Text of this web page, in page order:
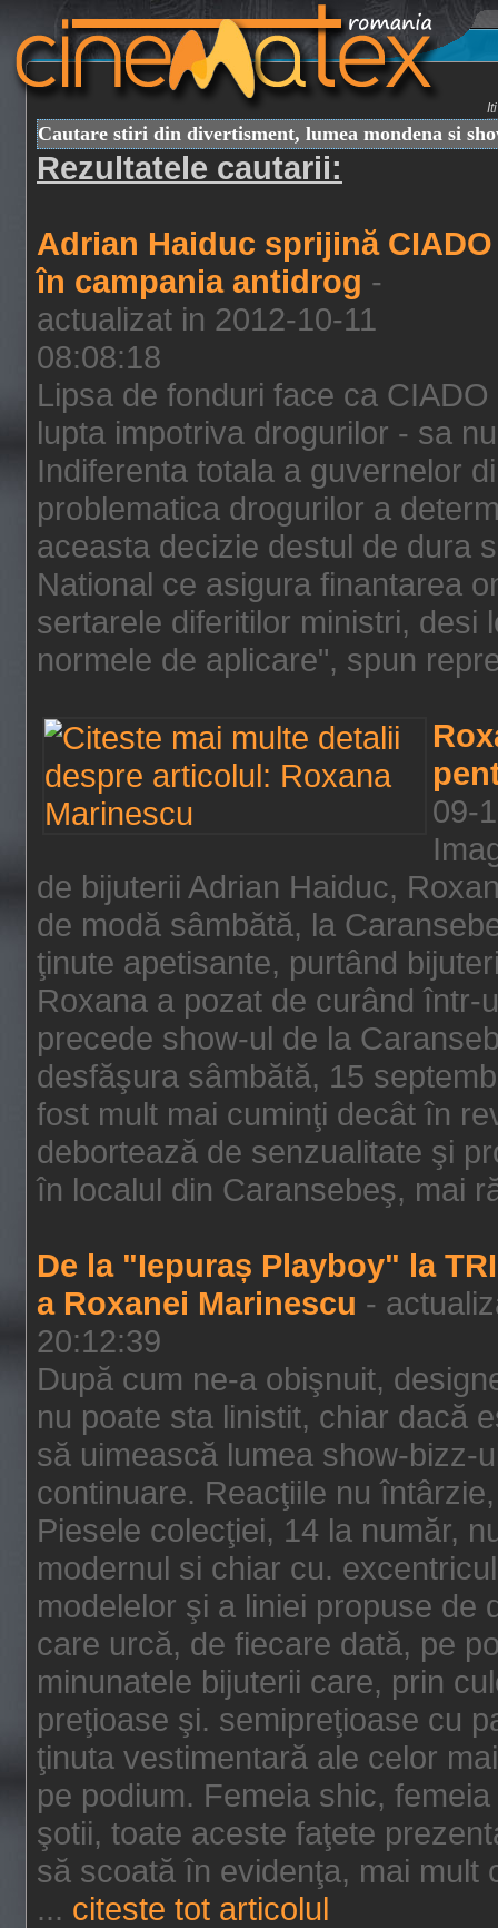
Cautare stiri din divertisment, lumea mondena si
Rezultatele cautarii:
Adrian Haiduc sprijină CIADO
în campania antidrog -
actualizat in 2012-10-11
08:08:18
Lipsa de fonduri face ca
lupta impotriva drogurilor - sa
Indiferenta totala a guvernelor
problematica drogurilor a
aceasta decizie destul de dura
National ce asigura finantarea
sertarele diferitilor ministri, desi
normele de aplicare", spun
09-
de bijuterii Adrian Haiduc,
de modă sâmbătă, la
ţinute apetisante, purtând
Roxana a pozat de curând
precede show-ul de la
desfăşura sâmbătă, 15
fost mult mai cuminţi decât în
debortează de senzualitate şi
în localul din Caransebeş, mai
De la "Iepuraș Playboy" la
a Roxanei Marinescu -
20:12:39
După cum ne-a obişnuit,
nu poate sta linistit, chiar dacă
să uimească lumea show-bizz-
continuare. Reacţiile nu
Piesele colecţiei, 14 la număr,
modernul si chiar cu.
modelelor şi a liniei propuse de
care urcă, de fiecare dată, pe
minunatele bijuterii care, prin
preţioase şi. semipreţioase cu
ţinuta vestimentară ale celor
pe podium. Femeia shic,
şotii, toate aceste faţete
să scoată în evidenţa, mai mult
... citeste tot articolul